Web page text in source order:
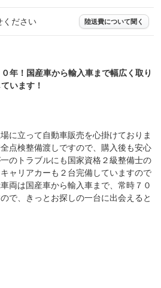
ください 陸送費について聞く
年！国産車から輸入車まで幅広く取り
います！
に立って自動車販売を心掛けておりま
点検整備渡しですので、購入後も安心
のトラブルにも国家資格２級整備士の
ャリアカーも２台完備していますので
両は国産車から輸入車まで、常時７０
で、きっとお探しの一台に出会えると